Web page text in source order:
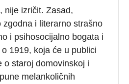
nije izričit. Zasad,
zgodna i literarno strašno
i psihosocijalno bogata i
1919, koja će u publici
o staroj domovinskoj i
melankoličnih